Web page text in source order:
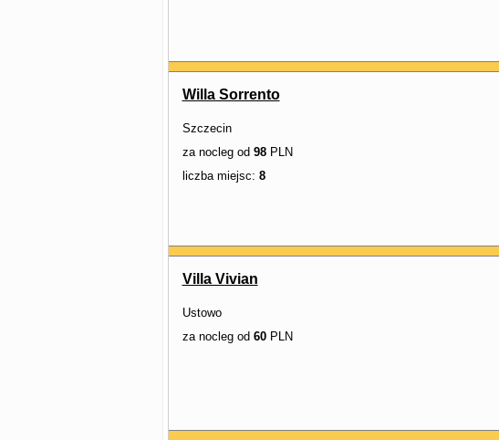
Willa Sorrento
Szczecin
za nocleg od 98PLN
liczba miejsc: 8
Villa Vivian
Ustowo
za nocleg od 60PLN